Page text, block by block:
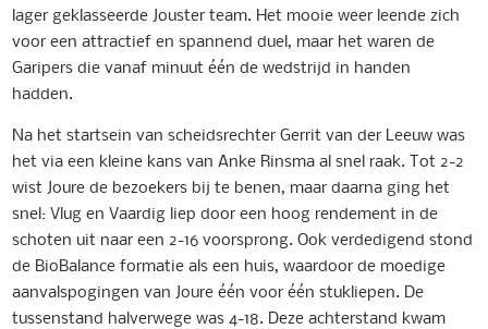
lager geklasseerde Jouster team. Het mooie weer leende zich
voor een attractief en spannend duel, maar het waren de
Garipers die vanaf minuut één de wedstrijd in handen
hadden.
Na het startsein van scheidsrechter Gerrit van der Leeuw was
het via een kleine kans van Anke Rinsma al snel raak. Tot 2-2
wist Joure de bezoekers bij te benen, maar daarna ging het
snel: Vlug en Vaardig liep door een hoog rendement in de
schoten uit naar een 2-16 voorsprong. Ook verdedigend stond
de BioBalance formatie als een huis, waardoor de moedige
aanvalspogingen van Joure één voor één stukliepen. De
tussenstand halverwege was 4-18. Deze achterstand kwam